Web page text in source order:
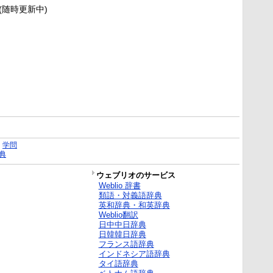
時更新中)
学問
ウェブリオのサービス
Weblio 辞書
類語・対義語辞典
英和辞典・和英辞典
Weblio翻訳
日中中日辞典
日韓韓日辞典
フランス語辞典
インドネシア語辞典
タイ語辞典